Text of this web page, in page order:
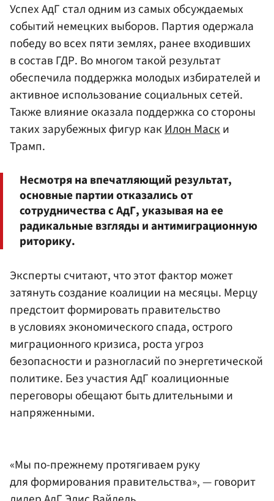
Успех АдГ стал одним из самых обсуждаемых
событий немецких выборов. Партия одержала
победу во всех пяти землях, ранее входивших
в состав ГДР. Во многом такой результат
обеспечила поддержка молодых избирателей и
активное использование социальных сетей.
Также влияние оказала поддержка со стороны
таких зарубежных фигур какИлон Маски
Трамп.
Несмотря на впечатляющий результат,
основные партии отказались от
сотрудничества с АдГ, указывая на ее
радикальные взгляды и антимиграционную
риторику.
Эксперты считают, что этот фактор может
затянуть создание коалиции на месяцы. Мерцу
предстоит формировать правительство
в условиях экономического спада, острого
миграционного кризиса, роста угроз
безопасности и разногласий по энергетической
политике. Без участия АдГ коалиционные
переговоры обещают быть длительными и
напряженными.
«Мы по-прежнему протягиваем руку
для формирования правительства», — говорит